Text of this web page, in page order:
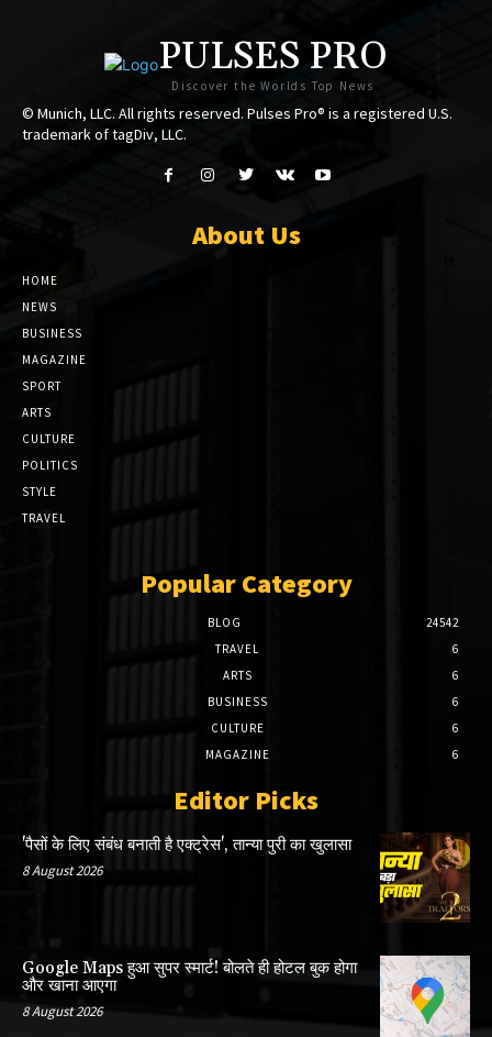
PULSES PRO
Discover the Worlds Top News
© Munich, LLC. All rights reserved. Pulses Pro® is a registered U.S.
trademark of tagDiv, LLC.
About Us
HOME
NEWS
BUSINESS
MAGAZINE
SPORT
ARTS
CULTURE
POLITICS
STYLE
TRAVEL
Popular Category
BLOG
24542
TRAVEL
6
ARTS
6
BUSINESS
6
CULTURE
6
MAGAZINE
6
Editor Picks
'पैसों के लिए संबंध बनाती है एक्ट्रेस', तान्या पुरी का खुलासा
8 August 2026
Google Maps हुआ सुपर स्मार्ट! बोलते ही होटल बुक होगा
और खाना आएगा
8 August 2026